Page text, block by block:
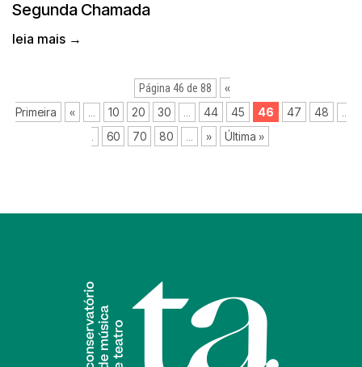
Segunda Chamada
leia mais →
Página 46 de 88
«
Primeira
« 10 20 30 44 45 46 47 48
60 70 80 » Última »